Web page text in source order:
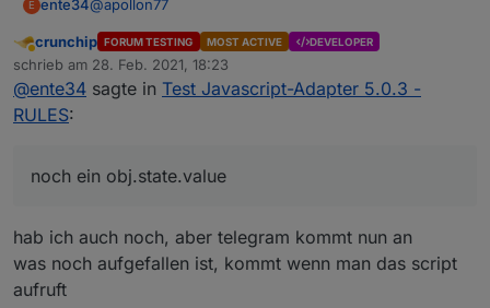
E ente34@apollon77
State condition false funktioniert noch nicht + noch ein
obj.state.value
(5.0.4, habe nur state condition gelöscht und neu
let cond0 = false;
    if (cond0 === false && _cond) {
    } else if (cond0 === true && !_cond) {
        cond0 = false;
Abwesend
crunchip FORUM TESTING MOST ACTIVE DEVELOPER
schrieb am 28. Feb. 2021, 18:23
zuletzt editiert von
@ente34 sagte in Test Javascript-Adapter 5.0.3 -
RULES:
noch ein obj.state.value
hab ich auch noch, aber telegram kommt nun an
was noch aufgefallen ist, kommt wenn man das script
aufruft